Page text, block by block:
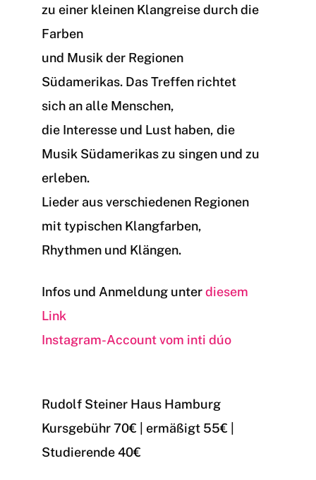
zu einer kleinen Klangreise durch die
Farben
und Musik der Regionen
Südamerikas. Das Treffen richtet
sich an alle Menschen,
die Interesse und Lust haben, die
Musik Südamerikas zu singen und zu
erleben.
Lieder aus verschiedenen Regionen
mit typischen Klangfarben,
Rhythmen und Klängen.
Infos und Anmeldung unterdiesem
Link
Instagram-Account vom inti dúo
Rudolf Steiner Haus Hamburg
Kursgebühr 70€ | ermäßigt 55€ |
Studierende 40€